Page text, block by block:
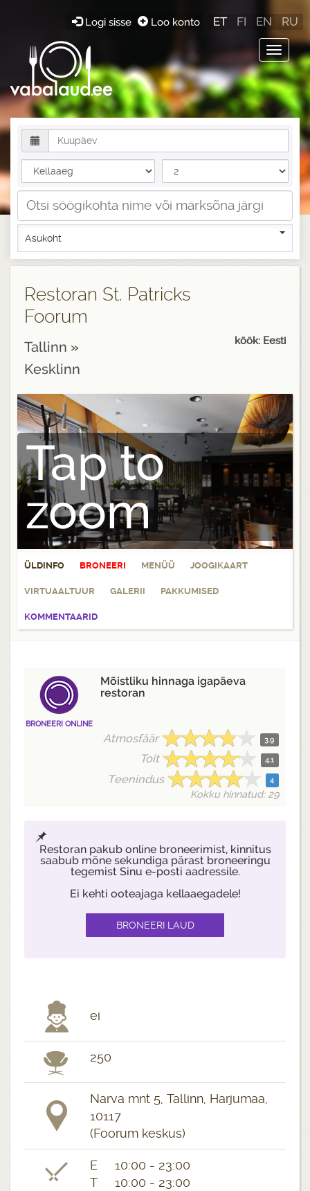
Toggle
Logi sisse Loo konto ET FI EN RU
Asukoht
Restoran St. Patricks
Foorum
Tallinn »
Kesklinn
köök: Eesti
Tap to
zoom
ÜLDINFO BRONEERI MENÜÜ JOOGIKAART
VIRTUAALTUUR GALERII PAKKUMISED
KOMMENTAARID
BRONEERI ONLINE
Mõistliku hinnaga igapäeva
restoran
Atmosfäär 3.9
Toit 4.1
Teenindus 4
Kokku hinnatud: 29
Restoran pakub online broneerimist, kinnitus
saabub mõne sekundiga pärast broneeringu
tegemist Sinu e-posti aadressile.
Ei kehti ooteajaga kellaaegadele!
ei
250
Narva mnt 5, Tallinn, Harjumaa,
10117
(Foorum keskus)
E 10:00 - 23:00
T 10:00 - 23:00